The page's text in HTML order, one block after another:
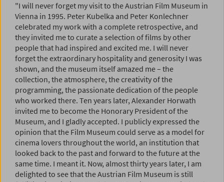
"I will never forget my visit to the Austrian Film Museum in
Vienna in 1995. Peter Kubelka and Peter Konlechner
celebrated my work with a complete retrospective, and
they invited me to curate a selection of films by other
people that had inspired and excited me. I will never
forget the extraordinary hospitality and generosity I was
shown, and the museum itself amazed me – the
collection, the atmosphere, the creativity of the
programming, the passionate dedication of the people
who worked there. Ten years later, Alexander Horwath
invited me to become the Honorary President of the
Museum, and I gladly accepted. I publicly expressed the
opinion that the Film Museum could serve as a model for
cinema lovers throughout the world, an institution that
looked back to the past and forward to the future at the
same time. I meant it. Now, almost thirty years later, I am
delighted to see that the Austrian Film Museum is still